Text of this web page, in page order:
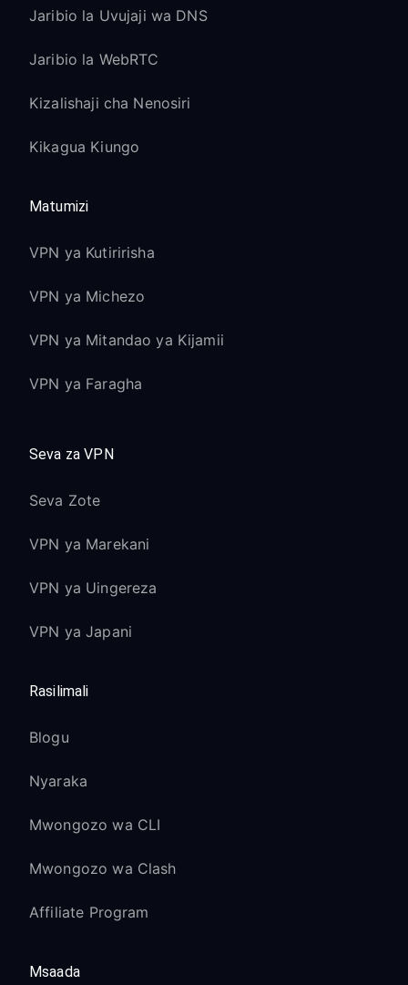
Jaribio la Uvujaji wa DNS
Jaribio la WebRTC
Kizalishaji cha Nenosiri
Kikagua Kiungo
Matumizi
VPN ya Kutiririsha
VPN ya Michezo
VPN ya Mitandao ya Kijamii
VPN ya Faragha
Seva za VPN
Seva Zote
VPN ya Marekani
VPN ya Uingereza
VPN ya Japani
Rasilimali
Blogu
Nyaraka
Mwongozo wa CLI
Mwongozo wa Clash
Affiliate Program
Msaada